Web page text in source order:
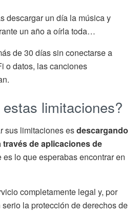
descargar un día la música y
un año a oírla toda…
de 30 días sin conectarse a
o datos, las canciones
limitaciones?
sus limitaciones esdescargando
de aplicaciones de
lo que esperabas encontrar en
completamente legal y, por
la protección de derechos de